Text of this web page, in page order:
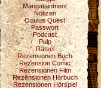
Mangatainment
Notizen
Oculus Quest
Passwort
Podcast
Pulp
Rätsel
Rezensionen Buch
Rezension Comic
Rezensionen Film
Rezensionen Hörbuch
Rezensionen Hörspiel